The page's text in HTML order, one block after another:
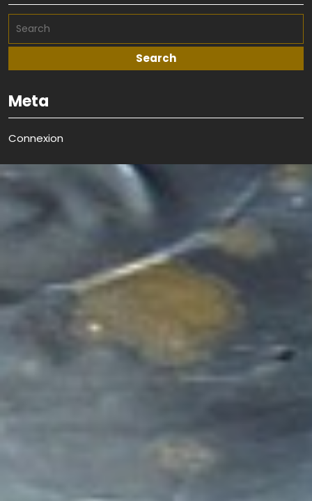
Meta
Connexion